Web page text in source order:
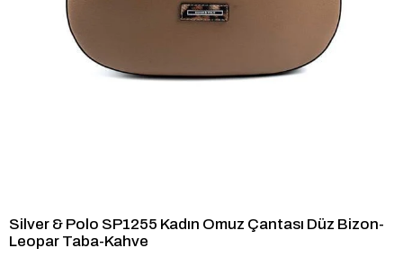
Silver & Polo SP1255 Kadın Omuz Çantası Düz Bizon-
Leopar Taba-Kahve